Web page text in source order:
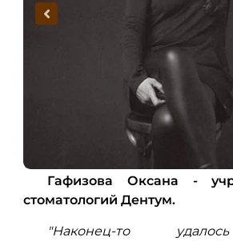
Гафизова Оксана -
стоматологий Дентум.
"Наконец-то